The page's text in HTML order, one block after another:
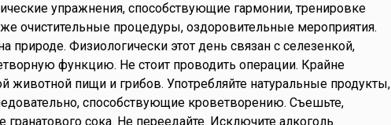
упражнения, способствующие гармонии, тренировке
очистительные процедуры, оздоровительные мероприятия.
природе. Физиологически этот день связан с селезенкой,
функцию. Не стоит проводить операции. Крайне
животной пищи и грибов. Употребляйте натуральные продукты,
способствующие кроветворению. Съешьте,
гранатового сока. Не переедайте. Исключите алкоголь.